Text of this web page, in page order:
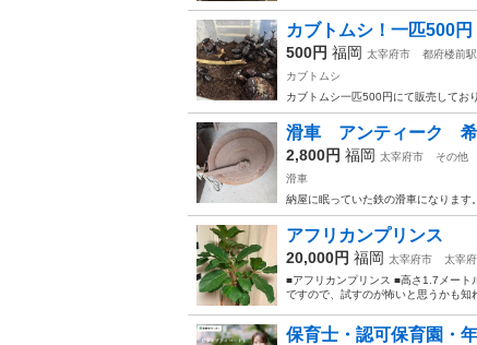
カブトムシ！一匹500円
500円 福岡 太宰府市 都府楼前駅
カブトムシ
カブトムシ一匹500円にて販売してお
滑車 アンティーク
2,800円 福岡 太宰府市
その他
滑車
納屋に眠っていた鉄の滑車になります
アフリカンプリンス
20,000円 福岡 太宰府市 太宰
■アフリカンプリンス ■高さ1.7メー
ですので、試すのが怖いと思うかも知
保育士・認可保育園・